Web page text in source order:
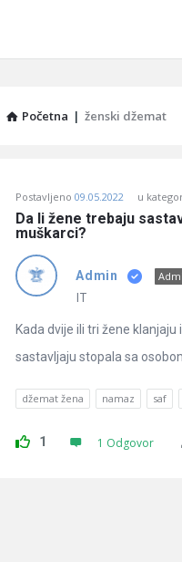
Početna | ženski džemat
Učene
Latest
Pitanja
Postavljeno 09.05.2022 u
Da li žene trebaju
muškarci?
Admin
IT
Kada dvije ili tri žene
sastavljaju stopala sa
džemat žena namaz saf
1 1 Odgovor